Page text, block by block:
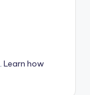
Learn how